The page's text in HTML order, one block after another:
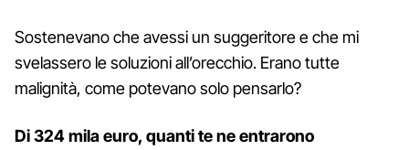
Sostenevano che avessi un suggeritore e che mi
svelassero le soluzioni all’orecchio. Erano tutte
malignità, come potevano solo pensarlo?
Di 324 mila euro, quanti te ne entrarono